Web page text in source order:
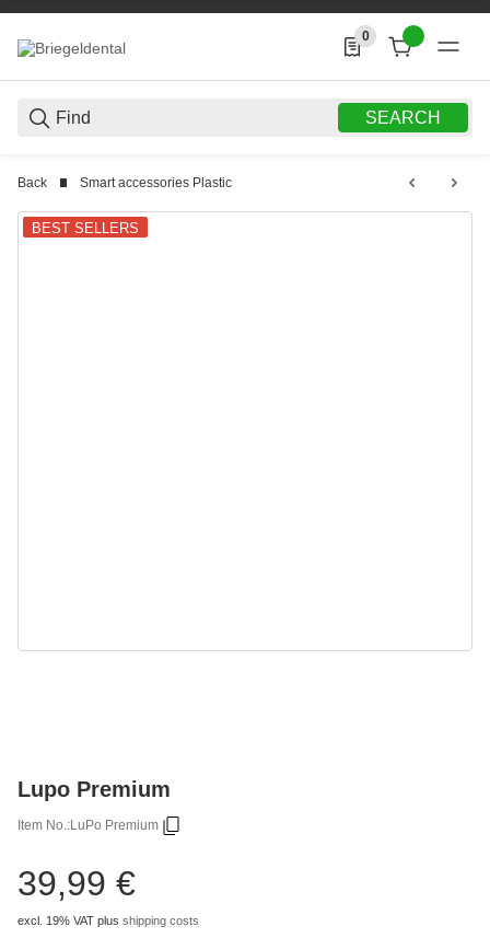
SEARCH
0
0 Produkte in der
Back Smart accessories Plastic
BEST SELLERS
Lupo Premium
Item No.:LuPo Premium
39,99 €
excl. 19% VAT plus shipping costs